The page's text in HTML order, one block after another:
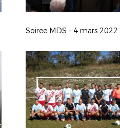
Soiree MDS - 4 mars 2022